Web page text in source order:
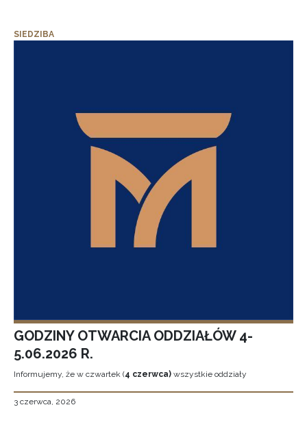
SIEDZIBA
GODZINY OTWARCIA ODDZIAŁÓW 4-
5.06.2026 R.
Informujemy, że w czwartek (4 czerwca) wszystkie oddziały
3 czerwca, 2026